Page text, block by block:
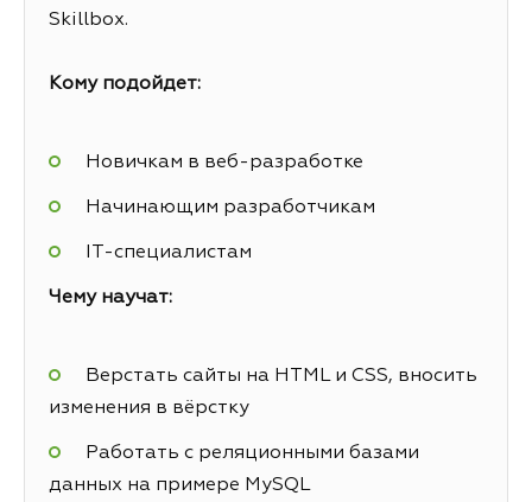
Skillbox.
Кому подойдет:
Новичкам в веб-разработке
Начинающим разработчикам
IT-специалистам
Чему научат:
Верстать сайты на HTML и CSS, вносить
изменения в вёрстку
Работать с реляционными базами
данных на примере MySQL